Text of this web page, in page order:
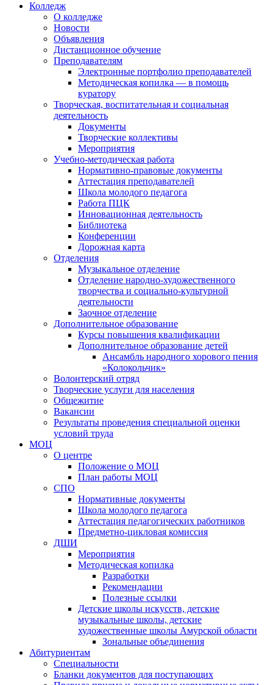
Колледж
О колледже
Новости
Объявления
Дистанционное обучение
Преподавателям
Электронные портфолио преподавателей
Методическая копилка — в помощь
куратору
Творческая, воспитательная и социальная
деятельность
Документы
Творческие коллективы
Мероприятия
Учебно-методическая работа
Нормативно-правовые документы
Аттестация преподавателей
Школа молодого педагога
Работа ПЦК
Инновационная деятельность
Библиотека
Конференции
Дорожная карта
Отделения
Музыкальное отделение
Отделение народно-художественного
творчества и социально-культурной
деятельности
Заочное отделение
Дополнительное образование
Курсы повышения квалификации
Дополнительное образование детей
Ансамбль народного хорового пения
«Колокольчик»
Волонтерский отряд
Творческие услуги для населения
Общежитие
Вакансии
Результаты проведения специальной оценки
условий труда
МОЦ
О центре
Положение о МОЦ
План работы МОЦ
СПО
Нормативные документы
Школа молодого педагога
Аттестация педагогических работников
Предметно-цикловая комиссия
ДШИ
Мероприятия
Методическая копилка
Разработки
Рекомендации
Полезные ссылки
Детские школы искусств, детские
музыкальные школы, детские
художественные школы Амурской области
Зональные объединения
Абитуриентам
Специальности
Бланки документов для поступающих